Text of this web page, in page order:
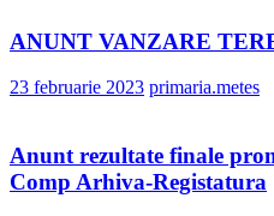
ANUNT VANZARE
23 februarie 2023 primaria.metes
Anunt rezultate finale
Comp Arhiva-Registatura